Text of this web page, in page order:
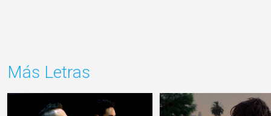
Más Letras